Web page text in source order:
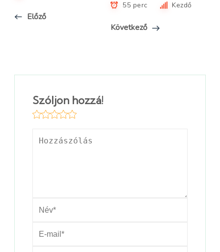
Előző
55 perc Kezdő
Következő
Szóljon hozzá!